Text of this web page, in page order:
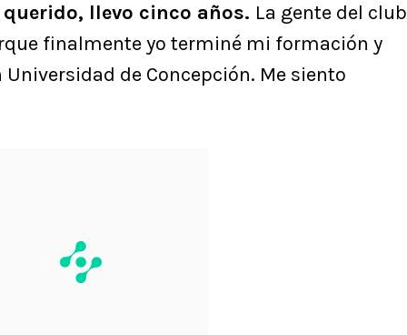
llevo cinco años. La gente del club
finalmente yo terminé mi formación y
de Concepción. Me siento